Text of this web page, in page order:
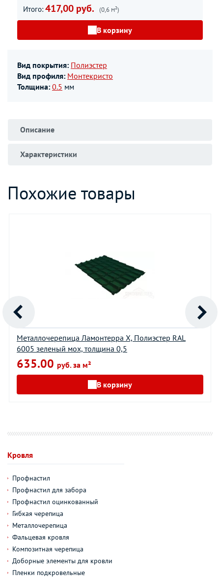
Итого: 417,00 руб. (0,6 м²)
В корзину
Вид покрытия: Полиэстер
Вид профиля: Монтекристо
Толщина: 0.5 мм
Описание
Характеристики
Похожие товары
Металлочерепица Ламонтерра Х, Полиэстер RAL
6005 зеленый мох, толщина 0,5
635.00 руб. за м²
В корзину
Кровля
Профнастил
Профнастил для забора
Профнастил оцинкованный
Гибкая черепица
Металлочерепица
Фальцевая кровля
Композитная черепица
Доборные элементы для кровли
Пленки подкровельные